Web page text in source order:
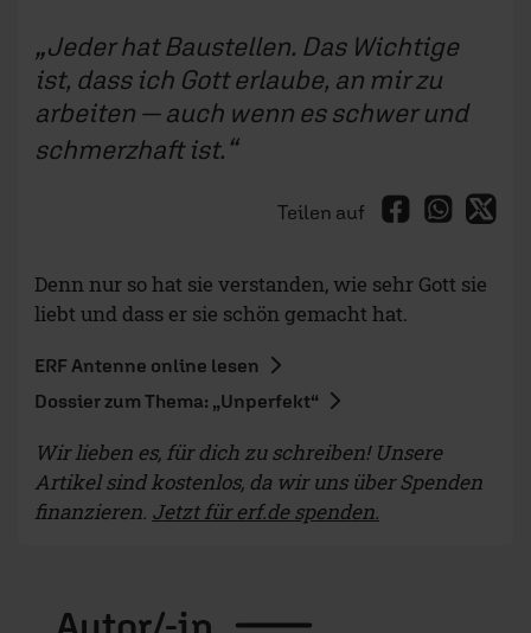
Jeder hat Baustellen. Das Wichtige
ist, dass ich Gott erlaube, an mir zu
arbeiten — auch wenn es schwer und
schmerzhaft ist.
Teilen auf
Denn nur so hat sie verstanden, wie sehr Gott sie
liebt und dass er sie schön gemacht hat.
ERF Antenne online lesen
Dossier zum Thema: „Unperfekt“
Wir lieben es, für dich zu schreiben! Unsere
Artikel sind kostenlos, da wir uns über Spenden
finanzieren. Jetzt für erf.de spenden.